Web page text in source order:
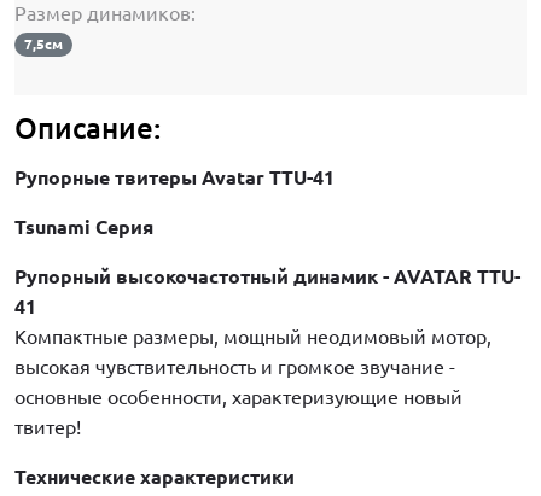
Размер динамиков:
7,5см
Описание:
Рупорные твитеры Avatar TTU-41
Tsunami Серия
Рупорный высокочастотный динамик - AVATAR TTU-
41
Компактные размеры, мощный неодимовый мотор,
высокая чувствительность и громкое звучание -
основные особенности, характеризующие новый
твитер!
Технические характеристики